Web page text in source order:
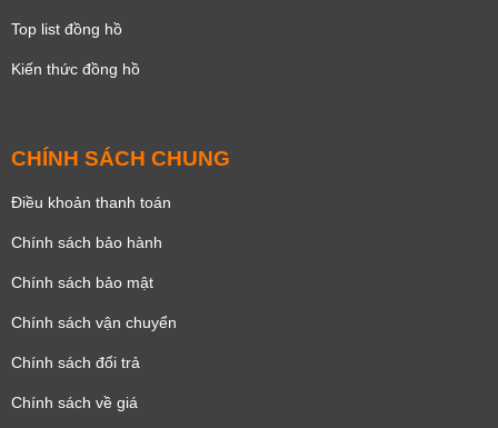
Top list đồng hồ
Kiến thức đồng hồ
CHÍNH SÁCH CHUNG
Điều khoản thanh toán
Chính sách bảo hành
Chính sách bảo mật
Chính sách vận chuyển
Chính sách đổi trả
Chính sách về giá